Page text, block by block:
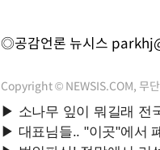
◎공감언론 뉴시스
Copyright © NEWSIS.COM, 무